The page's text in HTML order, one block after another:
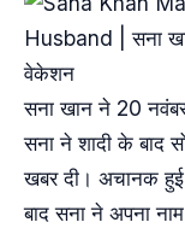
सना खान ने 20
सना ने शादी के बाद
खबर दी। अचानक हुई
बाद सना ने अपना